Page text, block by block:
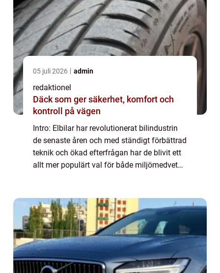
05 juli 2026 admin
redaktionel
Däck som ger säkerhet, komfort och
kontroll på vägen
Intro: Elbilar har revolutionerat bilindustrin
de senaste åren och med ständigt förbättrad
teknik och ökad efterfrågan har de blivit ett
allt mer populärt val för både miljömedvetna